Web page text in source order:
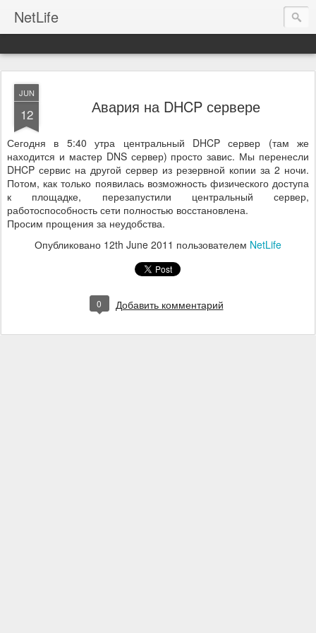
NetLife
JUN
12 Авария на DHCP сервере
Сегодня в 5:40 утра центральный DHCP сервер (там же
находится и мастер DNS сервер) просто завис. Мы перенесли
DHCP сервис на другой сервер из резервной копии за 2 ночи.
Потом, как только появилась возможность физического доступа
к площадке, перезапустили центральный сервер,
работоспособность сети полностью восстановлена.
Просим прощения за неудобства.
Опубликовано 12th June 2011 пользователем NetLife
0 Добавить комментарий